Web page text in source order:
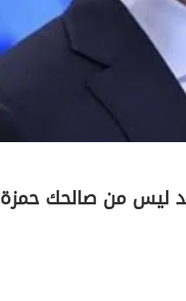
ليس من صالحك حمزة